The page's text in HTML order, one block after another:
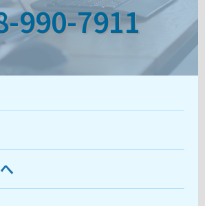
990-7911
て